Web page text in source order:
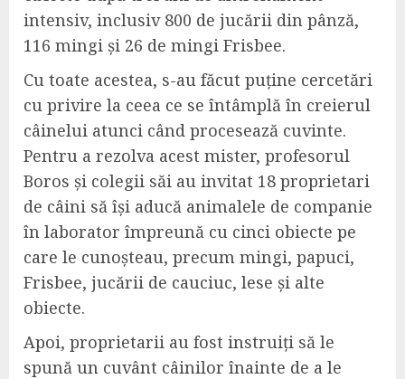
intensiv, inclusiv 800 de jucării din pânză,
116 mingi și 26 de mingi Frisbee.
Cu toate acestea, s-au făcut puține cercetări
cu privire la ceea ce se întâmplă în creierul
câinelui atunci când procesează cuvinte.
Pentru a rezolva acest mister, profesorul
Boros și colegii săi au invitat 18 proprietari
de câini să își aducă animalele de companie
în laborator împreună cu cinci obiecte pe
care le cunoșteau, precum mingi, papuci,
Frisbee, jucării de cauciuc, lese și alte
obiecte.
Apoi, proprietarii au fost instruiți să le
spună un cuvânt câinilor înainte de a le